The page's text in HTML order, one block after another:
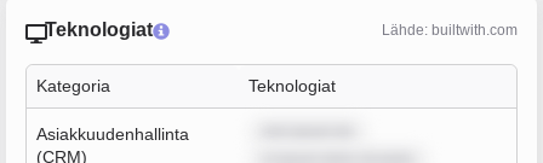
Teknologiat Lähde: builtwith.com
Kategoria Teknologiat
Asiakkuudenhallinta
(CRM)